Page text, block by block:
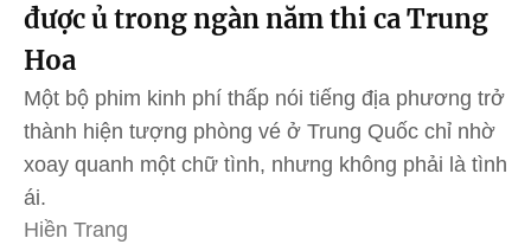
được ủ trong ngàn năm thi ca Trung
Hoa
Một bộ phim kinh phí thấp nói tiếng địa phương trở
thành hiện tượng phòng vé ở Trung Quốc chỉ nhờ
xoay quanh một chữ tình, nhưng không phải là tình
ái.
Hiền Trang